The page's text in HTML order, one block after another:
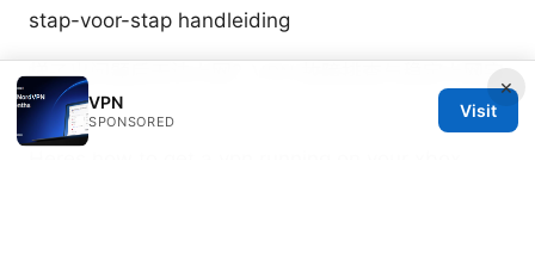
stap-voor-stap handleiding
梯子出问题后无法上网？VPN 故障排查与稳定上网完
整指南
×
VPN
SPONSORED
Visit